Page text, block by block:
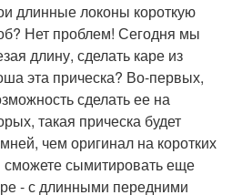
длинные локоны короткую
Нет проблем! Сегодня мы
длину, сделать каре из
эта прическа? Во-первых,
сделать ее на
такая прическа будет
чем оригинал на коротких
сможете сымитировать еще
- с длинными передними